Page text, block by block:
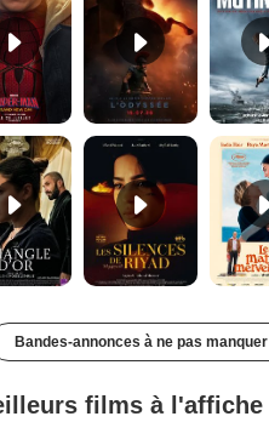
Les Silences de Riyad Bande-annonce VO STFR
Bandes-annonces à ne pas manquer
films à l'affiche